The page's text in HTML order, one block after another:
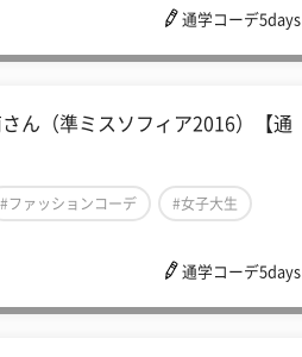
通学コーデ5days
ん（準ミスソフィア2016）【通
#ファッションコーデ #女子大生
通学コーデ5days